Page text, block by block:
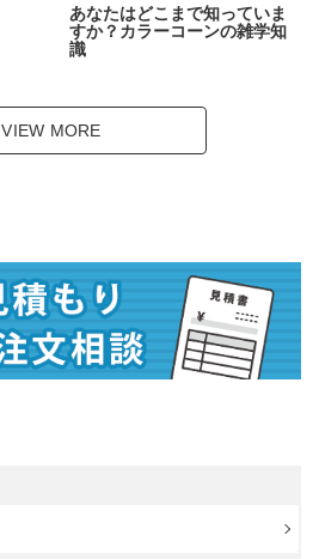
あなたはどこまで知っていま
すか？カラーコーンの雑学知
識
VIEW MORE